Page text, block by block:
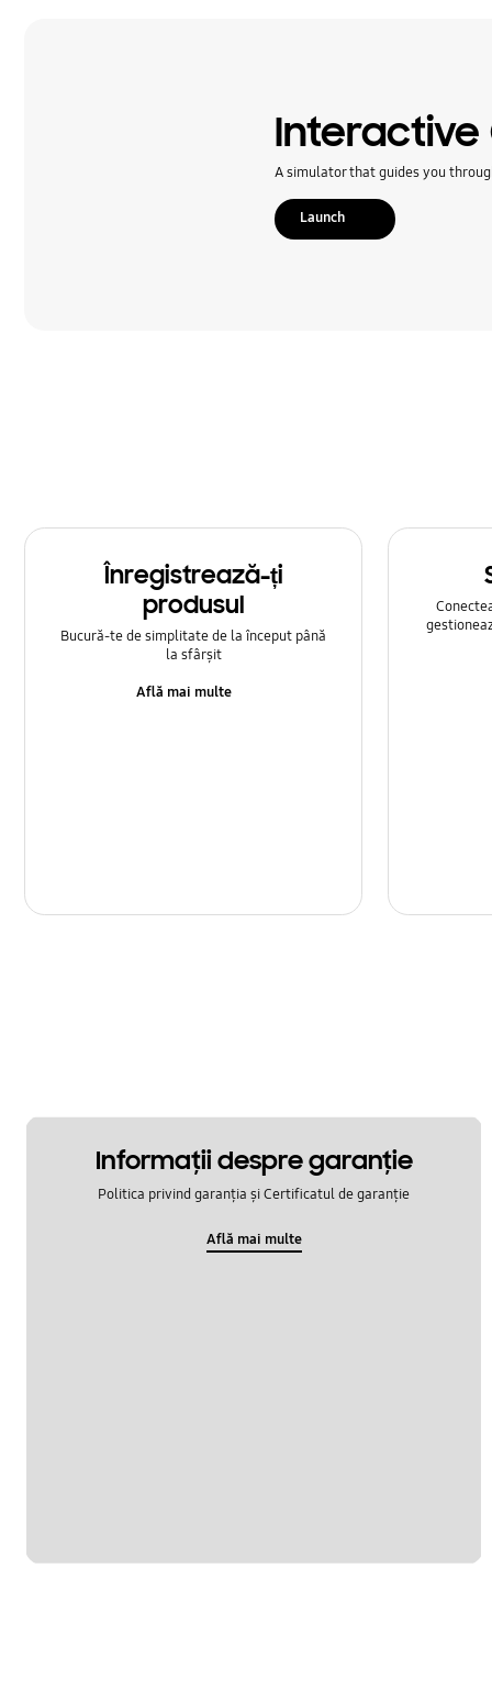
Interactive
A simulator that guides you
Launch
Înregistrează-ți
produsul
Bucură-te de simplitate de la început până
la sfârșit
Află mai multe
Informaţii despre garanţie
Politica privind garanția și Certificatul de garanție
Află mai multe